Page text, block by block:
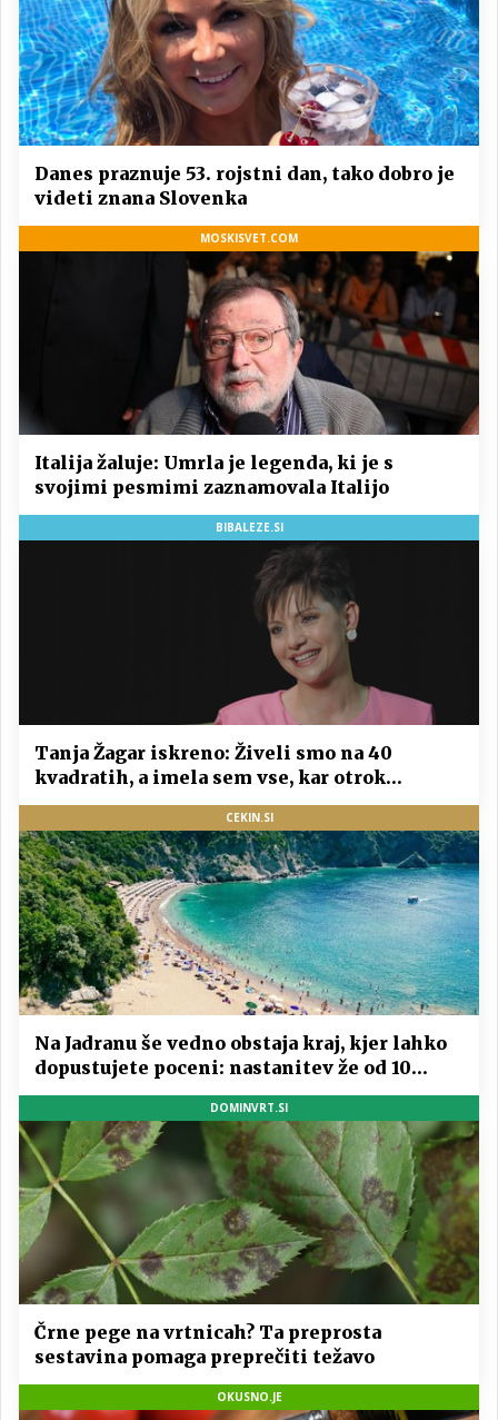
Danes praznuje 53. rojstni dan, tako dobro je
videti znana Slovenka
MOSKISVET.COM
Italija žaluje: Umrla je legenda, ki je s
svojimi pesmimi zaznamovala Italijo
BIBALEZE.SI
Tanja Žagar iskreno: Živeli smo na 40
kvadratih, a imela sem vse, kar otrok
potrebuje
CEKIN.SI
Na Jadranu še vedno obstaja kraj, kjer lahko
dopustujete poceni: nastanitev že od 10
evrov, kosilo za pet evrov
DOMINVRT.SI
Črne pege na vrtnicah? Ta preprosta
sestavina pomaga preprečiti težavo
OKUSNO.JE